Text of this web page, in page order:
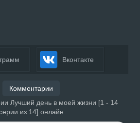
Вконтакте
Комментарии
Лучший день в моей жизни [1 - 14
из 14] онлайн